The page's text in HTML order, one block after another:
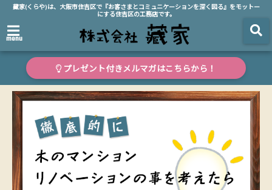
藏家(くらや)は、大阪市住吉区で『お客さまとコミュニケーションを深く図る』をモットー
にする住吉区の工務店です。
menu
プレゼント付きメルマガはこちらから！